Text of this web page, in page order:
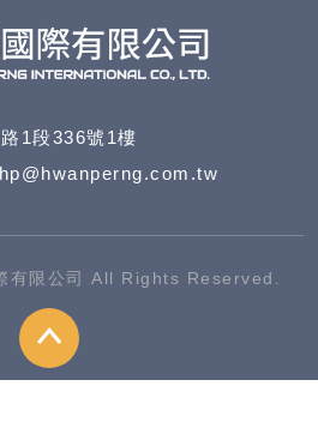
1段336號1樓
hp@hwanperng.com.tw
有限公司 All Rights Reserved.